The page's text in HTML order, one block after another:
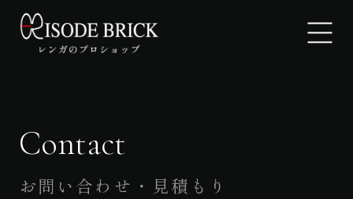
EPISODE BRICKについて
製品紹介
Contact
お問い合わせ・見積もり